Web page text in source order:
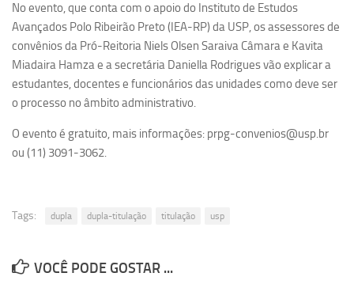
Evandro Eduardo Seron Ruiz
Fabiana Cristina Severi (FDRP)
Geciane Silveira Porto
Professor Sênior
Equipe
No evento, que conta com o apoio do Instituto de Estudos
Avançados Polo Ribeirão Preto (IEA-RP) da USP, os assessores de
convênios da Pró-Reitoria Niels Olsen Saraiva Câmara e Kavita
Miadaira Hamza e a secretária Daniella Rodrigues vão explicar a
estudantes, docentes e funcionários das unidades como deve ser
o processo no âmbito administrativo.
O evento é gratuito, mais informações: prpg-convenios@usp.br
ou (11) 3091-3062.
Tags: dupla dupla-titulação titulação usp
VOCÊ PODE GOSTAR ...